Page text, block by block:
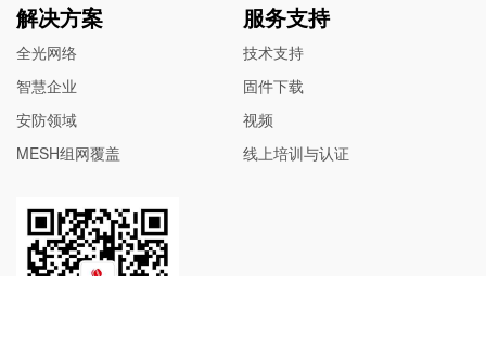
解决方案
全光网络
智慧企业
安防领域
MESH组网覆盖
服务支持
技术支持
固件下载
视频
线上培训与认证